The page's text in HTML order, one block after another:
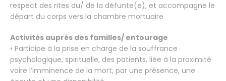
respect des rites du/ de la défunte(e), et accompagne le
départ du corps vers la chambre mortuaire
Activités auprès des familles/ entourage
• Participe à la prise en charge de la souffrance
psychologique, spirituelle, des patients, liée à la proximité
voire l’imminence de la mort, par une présence, une